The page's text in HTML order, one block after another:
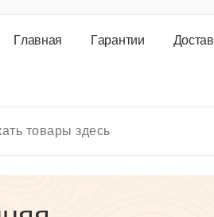
Главная Гарантии Достав